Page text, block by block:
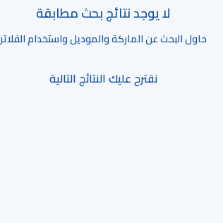
لا يوجد نتائج بحث مطابقة
حاول البحث عن الماركة والموديل واستخدام الفلاتر
نقترح عليك النتائج التالية